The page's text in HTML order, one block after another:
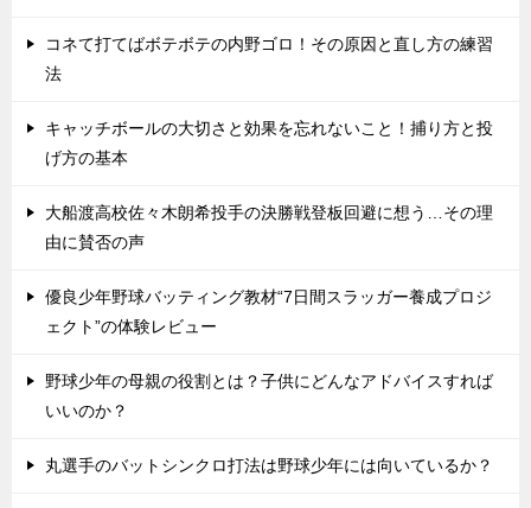
コネて打てばボテボテの内野ゴロ！その原因と直し方の練習
法
キャッチボールの大切さと効果を忘れないこと！捕り方と投
げ方の基本
大船渡高校佐々木朗希投手の決勝戦登板回避に想う…その理
由に賛否の声
優良少年野球バッティング教材“7日間スラッガー養成プロジ
ェクト”の体験レビュー
野球少年の母親の役割とは？子供にどんなアドバイスすれば
いいのか？
丸選手のバットシンクロ打法は野球少年には向いているか？